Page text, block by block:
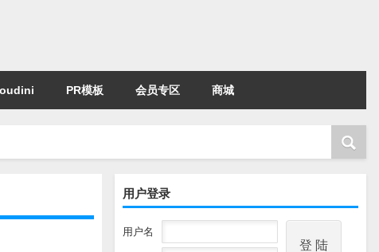
PR模板 会员专区 商城
用户登录
用户名